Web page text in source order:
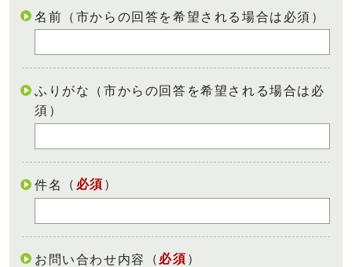
名前（市からの回答を希望される場合は必須）
ふりがな（市からの回答を希望される場合は必
須）
件名 （ 必須 ）
お問い合わせ内容 （ 必須 ）